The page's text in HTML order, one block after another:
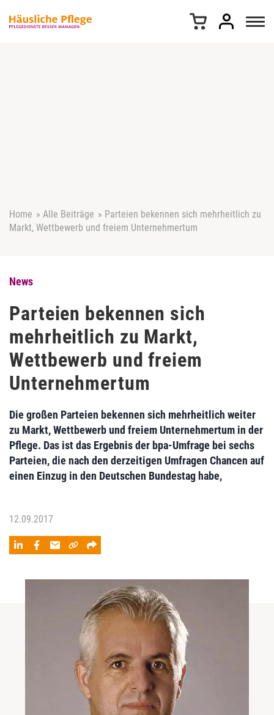
Home » Alle Beiträge » Parteien bekennen sich mehrheitlich zu
Markt, Wettbewerb und freiem Unternehmertum
News
Parteien bekennen sich
mehrheitlich zu Markt,
Wettbewerb und freiem
Unternehmertum
Die großen Parteien bekennen sich mehrheitlich weiter
zu Markt, Wettbewerb und freiem Unternehmertum in der
Pflege. Das ist das Ergebnis der bpa-Umfrage bei sechs
Parteien, die nach den derzeitigen Umfragen Chancen auf
einen Einzug in den Deutschen Bundestag habe,
12.09.2017